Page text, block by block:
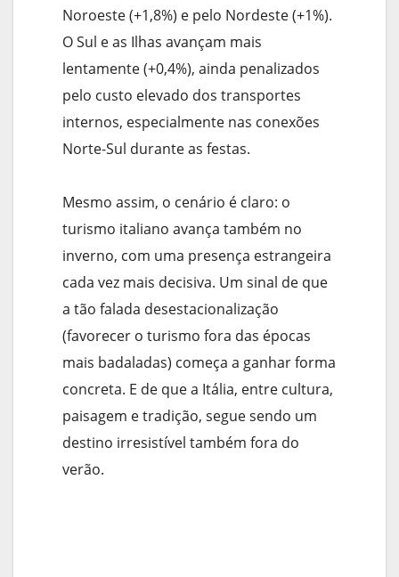
Noroeste (+1,8%) e pelo Nordeste (+1%).
O Sul e as Ilhas avançam mais
lentamente (+0,4%), ainda penalizados
pelo custo elevado dos transportes
internos, especialmente nas conexões
Norte-Sul durante as festas.
Mesmo assim, o cenário é claro: o
turismo italiano avança também no
inverno, com uma presença estrangeira
cada vez mais decisiva. Um sinal de que
a tão falada desestacionalização
(favorecer o turismo fora das épocas
mais badaladas) começa a ganhar forma
concreta. E de que a Itália, entre cultura,
paisagem e tradição, segue sendo um
destino irresistível também fora do
verão.